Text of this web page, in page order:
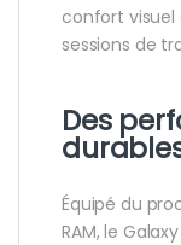
confort visuel
sessions de
Des
Équipé du
RAM, le